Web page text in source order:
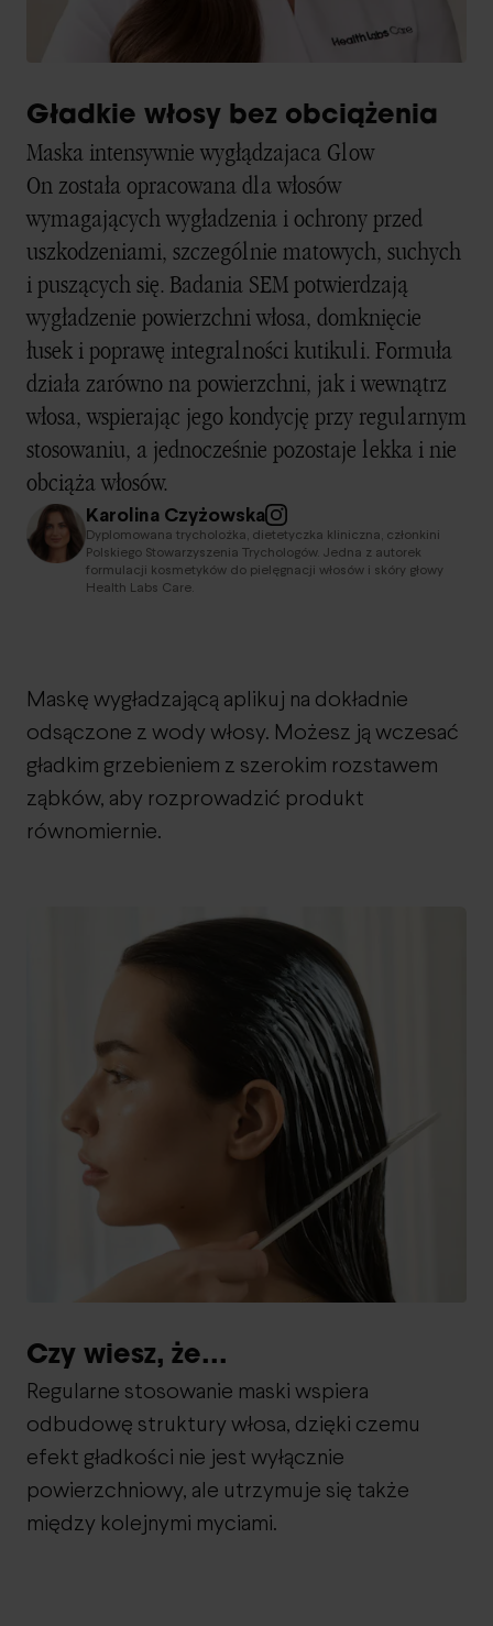
Gładkie włosy bez obciążenia
Maska intensywnie wygłądzajaca Glow
On została opracowana dla włosów
wymagających wygładzenia i ochrony przed
uszkodzeniami, szczególnie matowych, suchych
i puszących się. Badania SEM potwierdzają
wygładzenie powierzchni włosa, domknięcie
łusek i poprawę integralności kutikuli. Formuła
działa zarówno na powierzchni, jak i wewnątrz
włosa, wspierając jego kondycję przy regularnym
stosowaniu, a jednocześnie pozostaje lekka i nie
obciąża włosów.
Karolina Czyżowska
Dyplomowana trycholożka, dietetyczka kliniczna, członkini
Polskiego Stowarzyszenia Trychologów. Jedna z autorek
formulacji kosmetyków do pielęgnacji włosów i skóry głowy
Health Labs Care.
Maskę wygładzającą aplikuj na dokładnie
odsączone z wody włosy. Możesz ją wczesać
gładkim grzebieniem z szerokim rozstawem
ząbków, aby rozprowadzić produkt
równomiernie.
Czy wiesz, że...
Regularne stosowanie maski wspiera
odbudowę struktury włosa, dzięki czemu
efekt gładkości nie jest wyłącznie
powierzchniowy, ale utrzymuje się także
między kolejnymi myciami.